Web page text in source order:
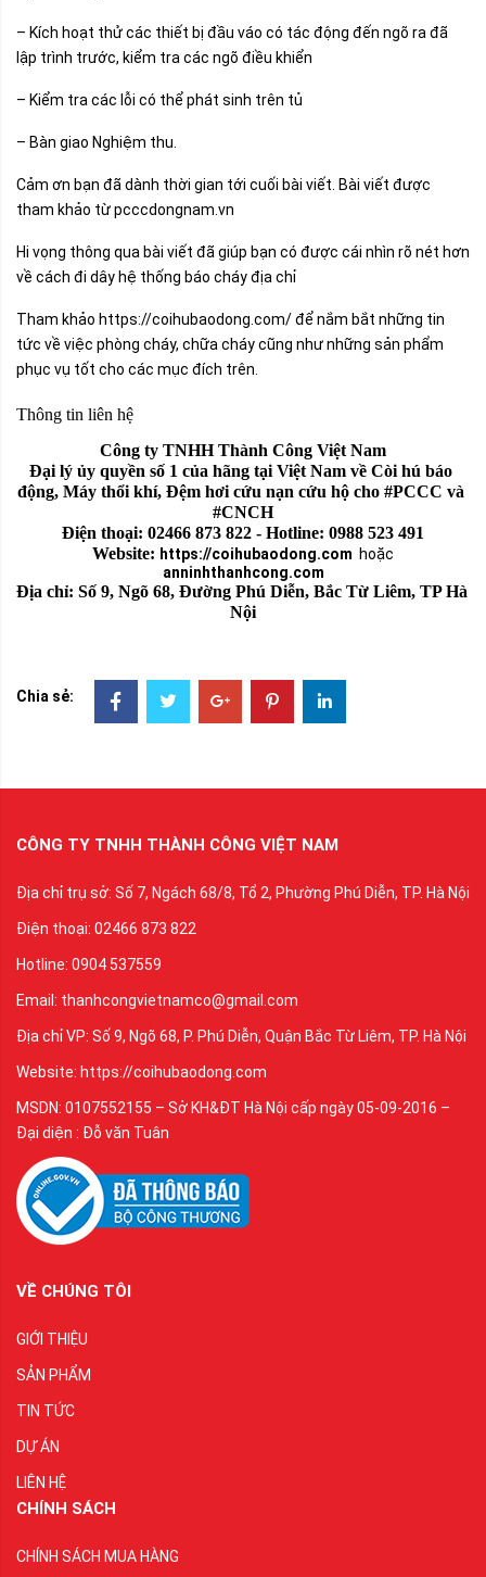
– Kích hoạt thử các thiết bị đầu váo có tác động đến ngõ ra đã
lập trình trước, kiểm tra các ngõ điều khiển
– Kiểm tra các lỗi có thể phát sinh trên tủ
– Bàn giao Nghiệm thu.
Cảm ơn bạn đã dành thời gian tới cuối bài viết. Bài viết được
tham khảo từ pcccdongnam.vn
Hi vọng thông qua bài viết đã giúp bạn có được cái nhìn rõ nét hơn
về cách đi dây hệ thống báo cháy địa chỉ
Tham khảo https://coihubaodong.com/để nắm bắt những tin
tức về việc phòng cháy, chữa cháy cũng như những sản phẩm
phục vụ tốt cho các mục đích trên.
Thông tin liên hệ
Công ty TNHH Thành Công Việt Nam
Đại lý ủy quyền số 1 của hãng tại Việt Nam về Còi hú báo
động, Máy thổi khí, Đệm hơi cứu nạn cứu hộ cho #PCCC và
#CNCH
Điện thoại: 02466 873 822 - Hotline: 0988 523 491
Website: https://coihubaodong.com hoặc
anninhthanhcong.com
Địa chỉ: Số 9, Ngõ 68, Đường Phú Diễn, Bắc Từ Liêm, TP Hà
Nội
Chia sẻ:
CÔNG TY TNHH THÀNH CÔNG VIỆT NAM
Địa chỉ trụ sở: Số 7, Ngách 68/8, Tổ 2, Phường Phú Diễn, TP. Hà Nội
Điện thoại: 02466 873 822
Hotline: 0904 537559
Email: thanhcongvietnamco@gmail.com
Địa chỉ VP: Số 9, Ngõ 68, P. Phú Diễn, Quận Bắc Từ Liêm, TP. Hà Nội
Website: https://coihubaodong.com
MSDN: 0107552155 – Sở KH&ĐT Hà Nội cấp ngày 05-09-2016 –
Đại diện : Đỗ văn Tuân
VỀ CHÚNG TÔI
GIỚI THIỆU
SẢN PHẨM
TIN TỨC
DỰ ÁN
LIÊN HỆ
CHÍNH SÁCH
CHÍNH SÁCH MUA HÀNG